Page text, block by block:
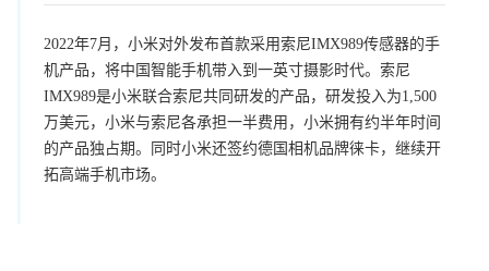
2022年7月，小米对外发布首款采用索尼IMX989传感器的手
机产品，将中国智能手机带入到一英寸摄影时代。索尼
IMX989是小米联合索尼共同研发的产品，研发投入为1,500
万美元，小米与索尼各承担一半费用，小米拥有约半年时间
的产品独占期。同时小米还签约德国相机品牌徕卡，继续开
拓高端手机市场。